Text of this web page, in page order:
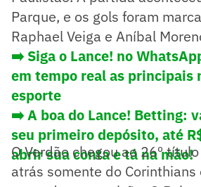
Parque, e os gols foram
Raphael Veiga e Aníbal
➡️ Siga o Lance! no
em tempo real as principais
esporte
➡️ A boa do Lance! Betting:
seu primeiro depósito, até
abrir sua conta e tá na mão!
O Verdão chegou ao 26º
atrás somente do Corinthians